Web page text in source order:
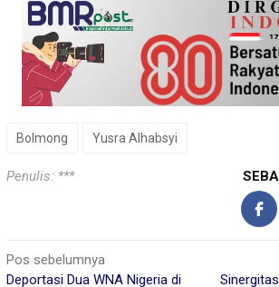
Bolmong Yusra Alhabsyi
Penulis: ***
Navigasi
Pos sebelumnya
Deportasi Dua WNA Nigeria di